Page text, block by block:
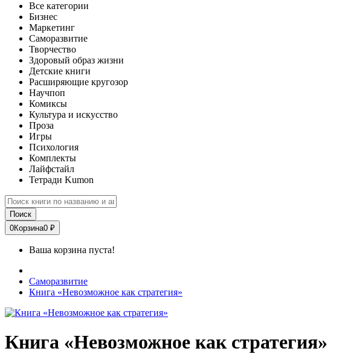
Все категории
Бизнес
Маркетинг
Саморазвитие
Творчество
Здоровый образ жизни
Детские книги
Расширяющие кругозор
Научпоп
Комиксы
Культура и искусство
Проза
Игры
Психология
Комплекты
Лайфстайл
Тетради Kumon
Поиск
0Корзина0 ₽
Ваша корзина пуста!
Саморазвитие
Книга «Невозможное как стратегия»
Книга «Невозможное как стратегия»